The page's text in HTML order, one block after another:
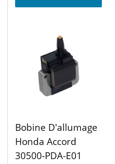
Bobine D'allumage
Honda Accord
30500-PDA-E01